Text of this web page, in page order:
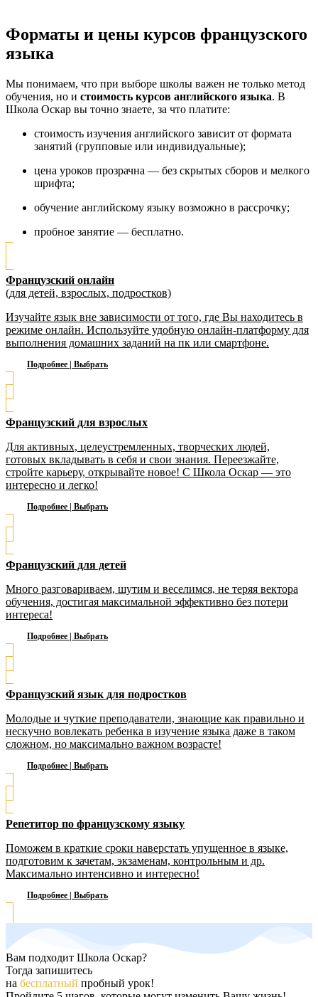
форматы и цены курсов французского
языка
Мы понимаем, что при выборе школы важен не только метод
обучения, но и стоимость курсов английского языка. В
Школа Оскар вы точно знаете, за что платите:
стоимость изучения английского зависит от формата
занятий (групповые или индивидуальные);
цена уроков прозрачна — без скрытых сборов и мелкого
шрифта;
обучение английскому языку возможно в рассрочку;
пробное занятие — бесплатно.
Французский онлайн
(для детей, взрослых, подростков)
Изучайте язык вне зависимости от того, где Вы находитесь в
режиме онлайн. Используйте удобную онлайн-платформу для
выполнения домашних заданий на пк или смартфоне.
Подробнее | Выбрать
Французский для взрослых
Для активных, целеустремленных, творческих людей,
готовых вкладывать в себя и свои знания. Переезжайте,
стройте карьеру, открывайте новое! С Школа Оскар — это
интересно и легко!
Подробнее | Выбрать
Французский для детей
Много разговариваем, шутим и веселимся, не теряя вектора
обучения, достигая максимальной эффективно без потери
интереса!
Подробнее | Выбрать
Французский язык для подростков
Молодые и чуткие преподаватели, знающие как правильно и
нескучно вовлекать ребенка в изучение языка даже в таком
сложном, но максимально важном возрасте!
Подробнее | Выбрать
Репетитор по французскому языку
Поможем в краткие сроки наверстать упущенное в языке,
подготовим к зачетам, экзаменам, контрольным и др.
Максимально интенсивно и интересно!
Подробнее | Выбрать
Вам подходит Школа Оскар?
тогда запишитесь
на бесплатный пробный урок!